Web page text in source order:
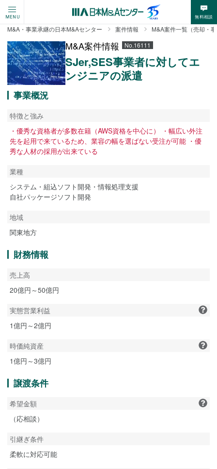
MENU 無料相談
M&A・事業承継の日本M&Aセンター 案件情報 M&A案件一覧（売却・
M&A案件情報 No.16111
SJer,SES事業者に対してエ
ンジニアの派遣
事業概況
特徴と強み
・優秀な資格者が多数在籍（AWS資格を中心に） ・幅広い外注
先を起用で来ているため、業容の幅を選ばない受注が可能 ・優
秀な人材の採用が出来ている
業種
システム・組込ソフト開発・情報処理支援
自社パッケージソフト開発
地域
関東地方
財務情報
売上高
20億円～50億円
実態営業利益
1億円～2億円
時価純資産
1億円～3億円
譲渡条件
希望金額
（応相談）
引継ぎ条件
柔軟に対応可能